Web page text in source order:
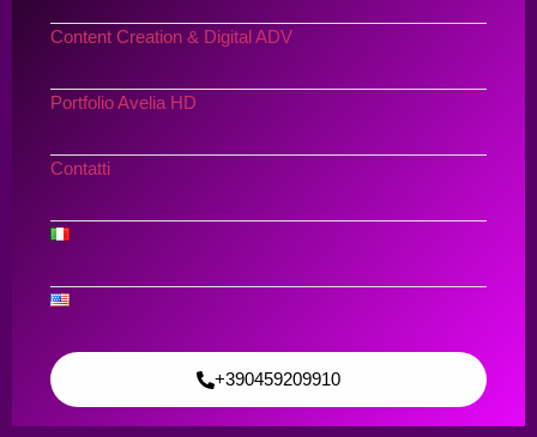
Content Creation & Digital ADV
Portfolio Avelia HD
Contatti
+390459209910
Riprese Video
Contattaci